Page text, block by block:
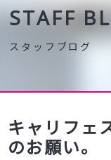
STAFF
キャリフェ
のお願い。